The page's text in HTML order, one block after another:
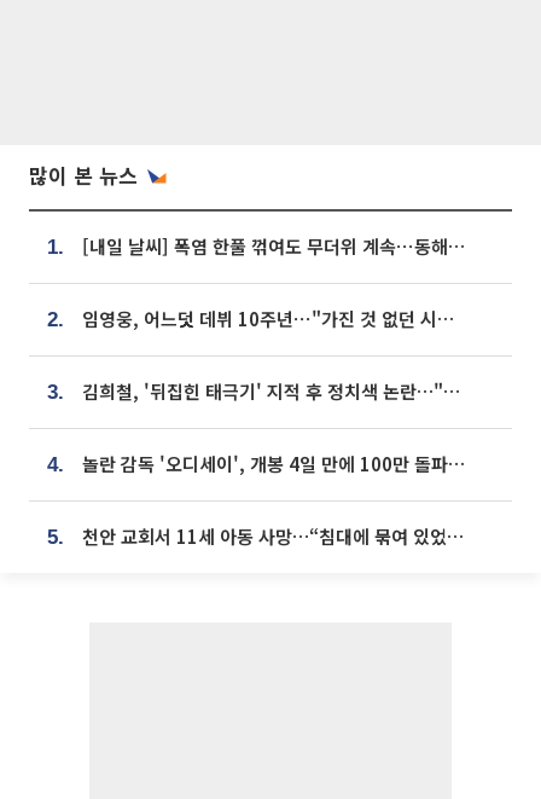
많이 본 뉴스
1. [내일 날씨] 폭염 한풀 꺾여도 무더위 계속⋯동해안 이틀 연속 비
2. 임영웅, 어느덧 데뷔 10주년⋯"가진 것 없던 시절, 내 앞엔 20명의 팬뿐"
3. 김희철, '뒤집힌 태극기' 지적 후 정치색 논란…"좌우 떠나 우리나라 국기"
4. 놀란 감독 '오디세이', 개봉 4일 만에 100만 돌파⋯'왕사남' 보다 빠르다
5. 천안 교회서 11세 아동 사망…“침대에 묶여 있었다” 진술 확보